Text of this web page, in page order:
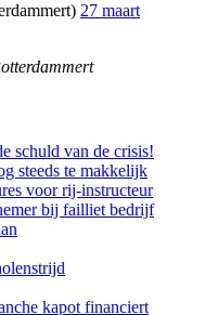
27 maart
schuld van de crisis!
steeds te makkelijk
voor rij-instructeur
bij failliet bedrijf
kapot financiert